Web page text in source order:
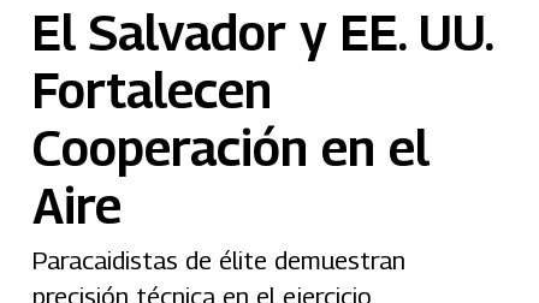
El Salvador y EE. UU.
Fortalecen
Cooperación en el
Aire
Paracaidistas de élite demuestran
precisión técnica en el ejercicio